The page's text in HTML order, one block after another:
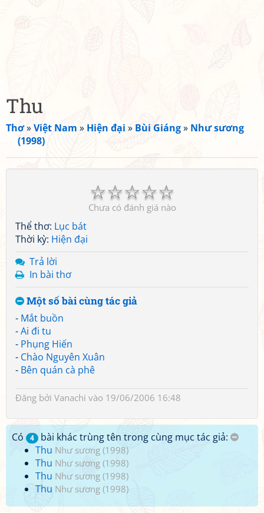
Thu
Thơ»Việt Nam » Hiện đại » Bùi Giáng» Như sương
(1998)
☆
☆
☆
☆
☆
Chưa có đánh giá nào
Thể thơ: Lục bát
Thời kỳ: Hiện đại
Trả lời
In bài thơ
Một số bài cùng tác giả
- Mắt buồn
-Ai đi tu
- Phụng Hiến
- Chào Nguyên Xuân
- Bên quán cà phê
Đăng bởi Vanachi vào 19/06/2006 16:48
Có 4
bài khác trùng tên trong cùng mục tác giả:
Thu Như sương (1998)
Thu Như sương (1998)
Thu Như sương (1998)
Thu Như sương (1998)